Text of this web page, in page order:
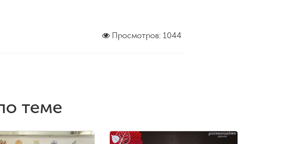
Просмотров: 1044
теме